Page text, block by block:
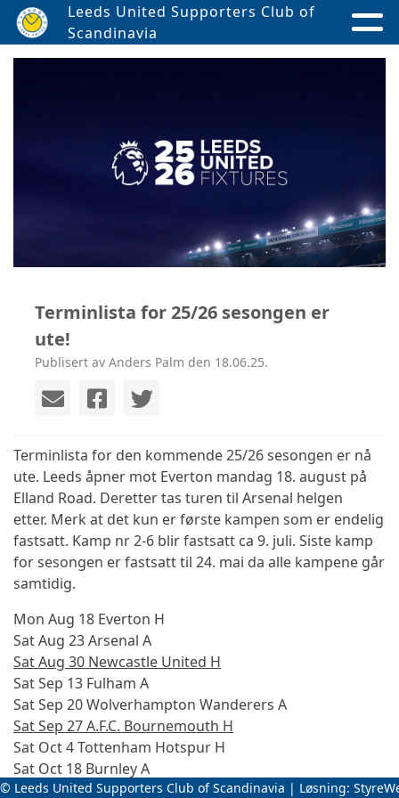
Leeds United Supporters Club of
Scandinavia
Terminlista for 25/26 sesongen er
ute!
Publisert av Anders Palm den 18.06.25.
Terminlista for den kommende 25/26 sesongen er nå
ute. Leeds åpner mot Everton mandag 18. august på
Elland Road. Deretter tas turen til Arsenal helgen
etter. Merk at det kun er første kampen som er endelig
fastsatt. Kamp nr 2-6 blir fastsatt ca 9. juli. Siste kamp
for sesongen er fastsatt til 24. mai da alle kampene går
samtidig.
Mon Aug 18 Everton H
Sat Aug 23 Arsenal A
Sat Aug 30 Newcastle United H
Sat Sep 13 Fulham A
Sat Sep 20 Wolverhampton Wanderers A
Sat Sep 27 A.F.C. Bournemouth H
Sat Oct 4 Tottenham Hotspur H
Sat Oct 18 Burnley A
Sat Oct 25 West Ham United H
© Leeds United Supporters Club of Scandinavia | Løsning: